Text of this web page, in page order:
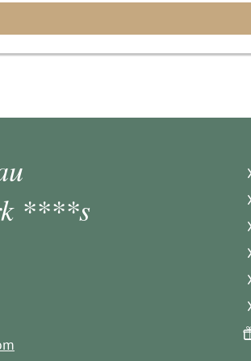
****s